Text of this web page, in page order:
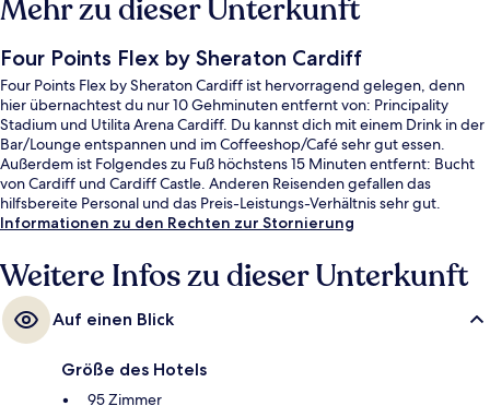
Mehr zu dieser Unterkunft
Four Points Flex by Sheraton Cardiff
Four Points Flex by Sheraton Cardiff ist hervorragend gelegen, denn
hier übernachtest du nur 10 Gehminuten entfernt von: Principality
Stadium und Utilita Arena Cardiff. Du kannst dich mit einem Drink in der
Bar/Lounge entspannen und im Coffeeshop/Café sehr gut essen.
Außerdem ist Folgendes zu Fuß höchstens 15 Minuten entfernt: Bucht
von Cardiff und Cardiff Castle. Anderen Reisenden gefallen das
hilfsbereite Personal und das Preis-Leistungs-Verhältnis sehr gut.
Informationen zu den Rechten zur Stornierung
Weitere Infos zu dieser Unterkunft
Auf einen Blick
Größe des Hotels
95 Zimmer